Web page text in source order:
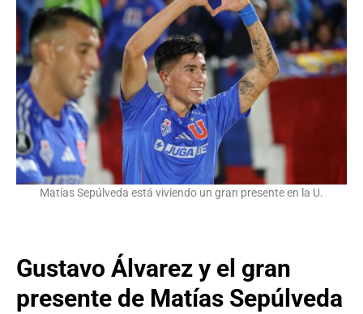
Matías Sepúlveda está viviendo un gran presente en la U.
Gustavo Álvarez y el gran
presente de Matías Sepúlveda